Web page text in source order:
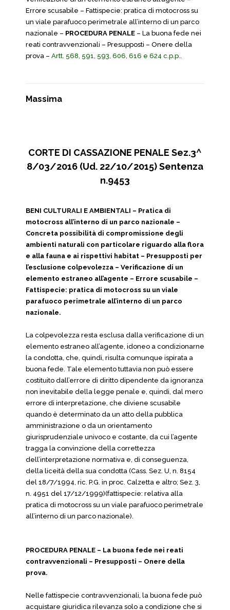
Errore scusabile – Fattispecie: pratica di motocross su
un viale parafuoco perimetrale all’interno di un parco
nazionale – PROCEDURA PENALE – La buona fede nei
reati contravvenzionali – Presupposti – Onere della
prova – Artt. 568, 591, 593, 606, 616 e 624 c.p.p..
Massima
CORTE DI CASSAZIONE PENALE Sez.3^
8/03/2016 (Ud. 22/10/2015) Sentenza
n.9453
BENI CULTURALI E AMBIENTALI – Pratica di
motocross all’interno di un parco nazionale –
Concreta possibilità di compromissione degli
ambienti naturali con particolare riguardo alla flora
e alla fauna e ai rispettivi habitat – Presupposti per
l’esclusione colpevolezza – Verificazione di un
elemento estraneo all’agente – Errore scusabile –
Fattispecie: pratica di motocross su un viale
parafuoco perimetrale all’interno di un parco
nazionale.
La colpevolezza resta esclusa dalla verificazione di un
elemento estraneo all’agente, idoneo a condizionarne
la condotta, che, quindi, risulta comunque ispirata a
buona fede. Tale elemento tuttavia non può essere
costituito dall’errore di diritto dipendente da ignoranza
non inevitabile della legge penale e, quindi, dal mero
errore di interpretazione, che diviene scusabile
quando è determinato da un atto della pubblica
amministrazione o da un orientamento
giurisprudenziale univoco e costante, da cui l’agente
tragga la convinzione della correttezza
dell’interpretazione normativa e, di conseguenza,
della liceità della sua condotta (Cass. Sez. U, n. 8154
del 18/7/1994, ric. P.G. in proc. Calzetta e altro; Sez. 3,
n. 4951 del 17/12/1999)(fattispecie: relativa alla
pratica di motocross su un viale parafuoco perimetrale
all’interno di un parco nazionale).
PROCEDURA PENALE – La buona fede nei reati
contravvenzionali – Presupposti – Onere della
prova.
Nelle fattispecie contravvenzionali, la buona fede può
acquistare giuridica rilevanza solo a condizione che si